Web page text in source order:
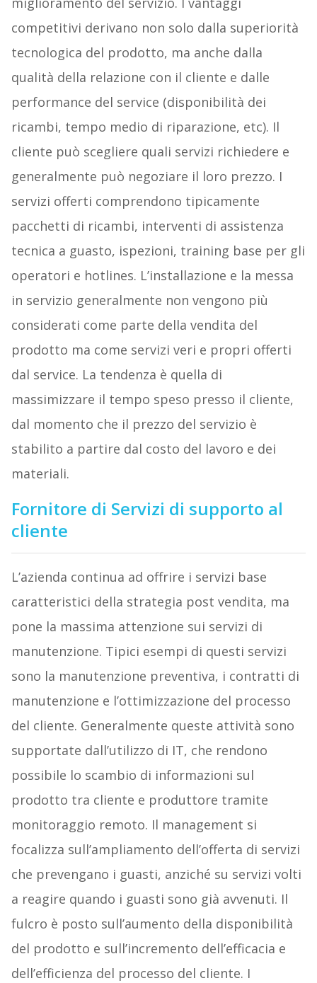
competitivi derivano non solo dalla superiorità
tecnologica del prodotto, ma anche dalla
qualità della relazione con il cliente e dalle
performance del service (disponibilità dei
ricambi, tempo medio di riparazione, etc). Il
cliente può scegliere quali servizi richiedere e
generalmente può negoziare il loro prezzo. I
servizi offerti comprendono tipicamente
pacchetti di ricambi, interventi di assistenza
tecnica a guasto, ispezioni, training base per gli
operatori e hotlines. L’installazione e la messa
in servizio generalmente non vengono più
considerati come parte della vendita del
prodotto ma come servizi veri e propri offerti
dal service. La tendenza è quella di
massimizzare il tempo speso presso il cliente,
dal momento che il prezzo del servizio è
stabilito a partire dal costo del lavoro e dei
materiali.
Fornitore di Servizi di supporto al
cliente
L’azienda continua ad offrire i servizi base
caratteristici della strategia post vendita, ma
pone la massima attenzione sui servizi di
manutenzione. Tipici esempi di questi servizi
sono la manutenzione preventiva, i contratti di
manutenzione e l’ottimizzazione del processo
del cliente. Generalmente queste attività sono
supportate dall’utilizzo di IT, che rendono
possibile lo scambio di informazioni sul
prodotto tra cliente e produttore tramite
monitoraggio remoto. Il management si
focalizza sull’ampliamento dell’offerta di servizi
che prevengano i guasti, anziché su servizi volti
a reagire quando i guasti sono già avvenuti. Il
fulcro è posto sull’aumento della disponibilità
del prodotto e sull’incremento dell’efficacia e
dell’efficienza del processo del cliente. I